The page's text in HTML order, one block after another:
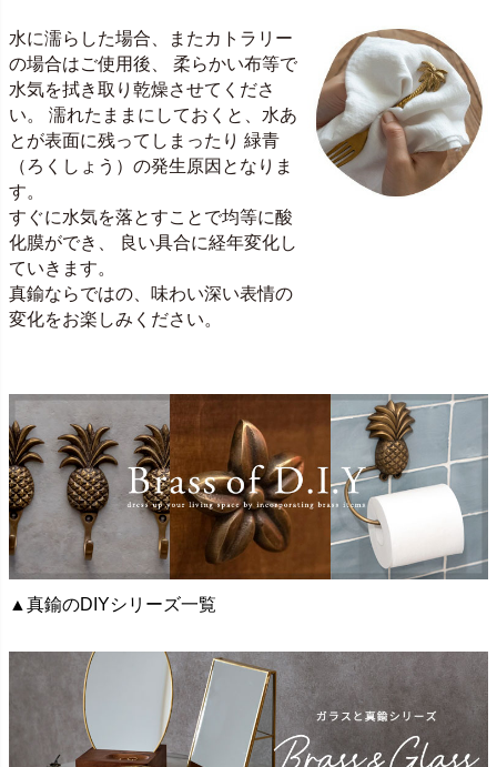
水に濡らした場合、またカトラリー
の場合はご使用後、 柔らかい布等で
水気を拭き取り乾燥させてくださ
い。 濡れたままにしておくと、水あ
とが表面に残ってしまったり 緑青
（ろくしょう）の発生原因となりま
す。
すぐに水気を落とすことで均等に酸
化膜ができ、 良い具合に経年変化し
ていきます。
真鍮ならではの、味わい深い表情の
変化をお楽しみください。
▲真鍮のDIYシリーズ一覧